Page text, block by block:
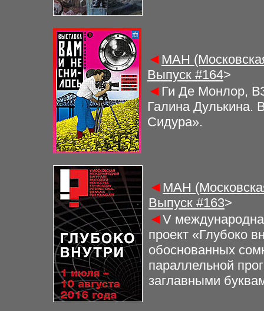
◄ МАН
Выпуск #164>
◄ Ги Де Монлор,
Галина Дулькина.
Сидура».
◄ МАН
Выпуск #163>
◄ V
проект «Глубоко
обоснованных
параллельной
заглавными